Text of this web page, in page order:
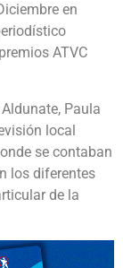
en
ATVC
Paula
local
se contaban
los diferentes
de la